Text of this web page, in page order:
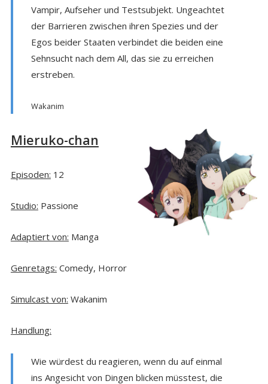
Vampir, Aufseher und Testsubjekt. Ungeachtet
der Barrieren zwischen ihren Spezies und der
Egos beider Staaten verbindet die beiden eine
Sehnsucht nach dem All, das sie zu erreichen
erstreben.
Wakanim
Mieruko-chan
Episoden: 12
Studio: Passione
Adaptiert von: Manga
Genretags: Comedy, Horror
Simulcast von: Wakanim
Handlung:
Wie würdest du reagieren, wenn du auf einmal
ins Angesicht von Dingen blicken müsstest, die